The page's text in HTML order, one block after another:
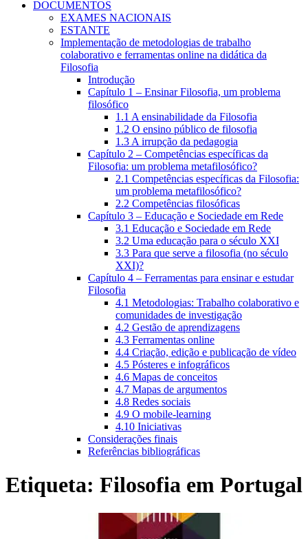
DOCUMENTOS
EXAMES NACIONAIS
ESTANTE
Implementação de metodologias de trabalho
colaborativo e ferramentas online na didática da
Filosofia
Introdução
Capítulo 1 – Ensinar Filosofia, um problema
filosófico
1.1 A ensinabilidade da Filosofia
1.2 O ensino público de filosofia
1.3 A irrupção da pedagogia
Capítulo 2 – Competências específicas da
Filosofia: um problema metafilosófico?
2.1 Competências específicas da Filosofia:
um problema metafilosófico?
2.2 Competências filosóficas
Capítulo 3 – Educação e Sociedade em Rede
3.1 Educação e Sociedade em Rede
3.2 Uma educação para o século XXI
3.3 Para que serve a filosofia (no século
XXI)?
Capítulo 4 – Ferramentas para ensinar e estudar
Filosofia
4.1 Metodologias: Trabalho colaborativo e
comunidades de investigação
4.2 Gestão de aprendizagens
4.3 Ferramentas online
4.4 Criação, edição e publicação de vídeo
4.5 Pósteres e infográficos
4.6 Mapas de conceitos
4.7 Mapas de argumentos
4.8 Redes sociais
4.9 O mobile-learning
4.10 Iniciativas
Considerações finais
Referências bibliográficas
Etiqueta: Filosofia em Portugal